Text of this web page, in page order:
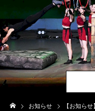
お知らせ 【お知らせ】